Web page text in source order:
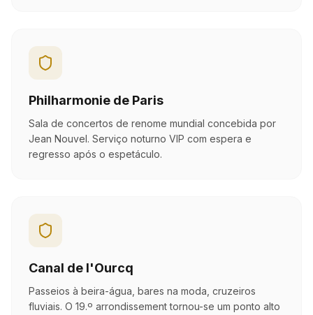
Philharmonie de Paris
Sala de concertos de renome mundial concebida por
Jean Nouvel. Serviço noturno VIP com espera e
regresso após o espetáculo.
Canal de l'Ourcq
Passeios à beira-água, bares na moda, cruzeiros
fluviais. O 19.º arrondissement tornou-se um ponto alto